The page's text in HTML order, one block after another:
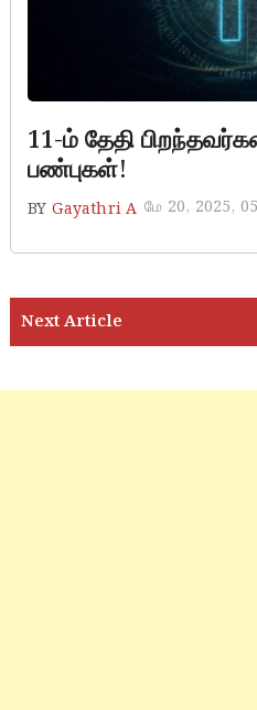
11-ம் தேதி
பண்புகள்!
BY Gayathri A மே 20, 2025,